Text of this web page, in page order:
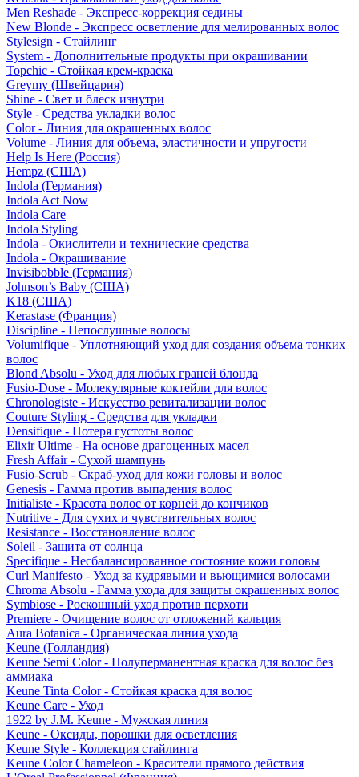
Men Reshade - Экспресс-коррекция седины
New Blonde - Экспресс осветление для мелированных волос
Stylesign - Стайлинг
System - Дополнительные продукты при окрашивании
Topchic - Стойкая крем-краска
Greymy (Швейцария)
Shine - Свет и блеск изнутри
Style - Средства укладки волос
Color - Линия для окрашенных волос
Volume - Линия для объема, эластичности и упругости
Help Is Here (Россия)
Hempz (США)
Indola (Германия)
Indola Act Now
Indola Care
Indola Styling
Indola - Окислители и технические средства
Indola - Окрашивание
Invisibobble (Германия)
Johnson’s Baby (США)
K18 (США)
Kerastase (Франция)
Discipline - Непослушные волосы
Volumifique - Уплотняющий уход для создания объема тонких
волос
Blond Absolu - Уход для любых граней блонда
Fusio-Dose - Молекулярные коктейли для волос
Chronologiste - Искусство ревитализации волос
Couture Styling - Средства для укладки
Densifique - Потеря густоты волос
Elixir Ultime - На основе драгоценных масел
Fresh Affair - Сухой шампунь
Fusio-Scrub - Скраб-уход для кожи головы и волос
Genesis - Гамма против выпадения волос
Initialiste - Красота волос от корней до кончиков
Nutritive - Для сухих и чувствительных волос
Resistance - Восстановление волос
Soleil - Защита от солнца
Specifique - Несбалансированное состояние кожи головы
Curl Manifesto - Уход за кудрявыми и вьющимися волосами
Chroma Absolu - Гамма ухода для защиты окрашенных волос
Symbiose - Роскошный уход против перхоти
Premiere - Очищение волос от отложений кальция
Aura Botanica - Органическая линия ухода
Keune (Голландия)
Keune Semi Color - Полуперманентная краска для волос без
аммиака
Keune Tinta Color - Стойкая краска для волос
Keune Care - Уход
1922 by J.M. Keune - Мужская линия
Keune - Оксиды, порошки для осветления
Keune Style - Коллекция стайлинга
Keune Color Chameleon - Красители прямого действия